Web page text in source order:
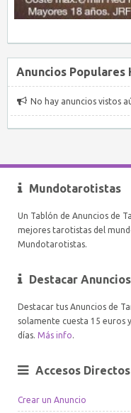
Anuncios Populares
No hay anuncios vistos
Mundotarotistas
Un Tablón de Anuncios de
mejores tarotistas del
Mundotarotistas.
Destacar Anuncios
Destacar tus Anuncios de
solamente cuesta 15 euros
días. Más info.
Accesos Directos
Crear un Anuncio